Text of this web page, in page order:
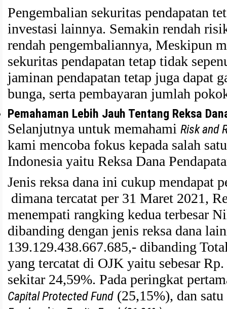
Pengembalian sekuritas pendapatan
investasi lainnya. Semakin rendah
rendah pengembaliannya, Meskipun
sekuritas pendapatan tetap tidak
jaminan pendapatan tetap juga dapat
bunga, serta pembayaran jumlah
Pemahaman Lebih Jauh Tentang Reksa
Selanjutnya untuk memahami Risk and
kami mencoba fokus kepada salah
Indonesia yaitu Reksa Dana
Jenis reksa dana ini cukup mendapat
dimana tercatat per 31 Maret 2021,
menempati rangking kedua terbesar
dibanding dengan jenis reksa dana
139.129.438.667.685,- dibanding
yang tercatat di OJK yaitu sebesar
sekitar 24,59%. Pada peringkat
Capital Protected Fund (25,15%), dan